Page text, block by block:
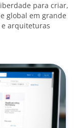
para criar,
global em grande
e arquiteturas